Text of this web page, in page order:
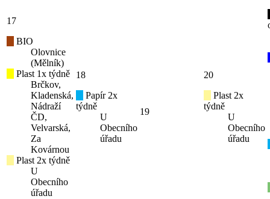
17
BIO
Olovnice
(Mělník)
Plast 1x týdně
Brčkov,
Kladenská,
Nádraží
ČD,
Velvarská,
Za
Kovárnou
Plast 2x týdně
U
Obecního
úřadu
18
Papír 2x
týdně
U
Obecního
úřadu
19
20
Plast 2x
týdně
U
Obecního
úřadu